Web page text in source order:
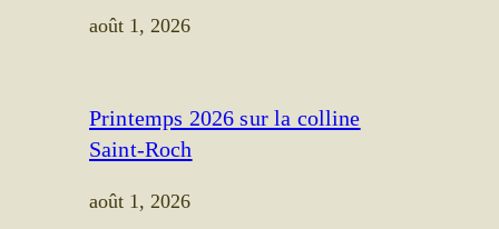
août 1, 2026
Printemps 2026 sur la colline
Saint-Roch
août 1, 2026